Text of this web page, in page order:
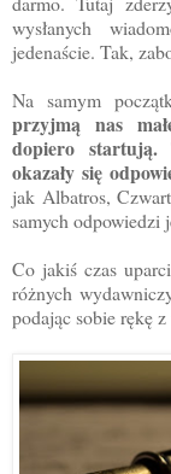
wysłanych
jedenaście. Tak,
Na samym
przyjmą nas
dopiero startują.
okazały się
jak Albatros,
samych odpowiedzi
Co jakiś czas
różnych
podając sobie rękę